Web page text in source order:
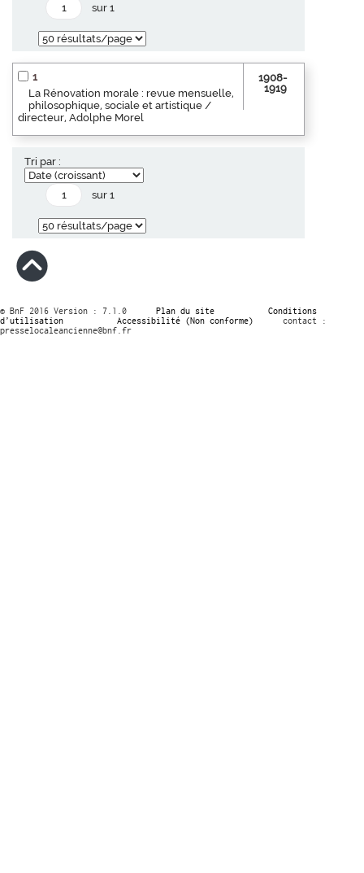
sur 1
1
La Rénovation morale : revue mensuelle,
philosophique, sociale et artistique /
directeur, Adolphe Morel
1908-
1919
Tri par :
sur 1
© BnF 2016 Version : 7.1.0 Plan du site
Conditions
d’utilisation
Accessibilité (Non conforme)
contact :
presselocaleancienne@bnf.fr